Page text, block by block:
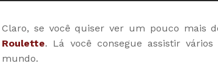
Claro, se você quiser ver um pouco mais
Roulette. Lá você consegue assistir
mundo.